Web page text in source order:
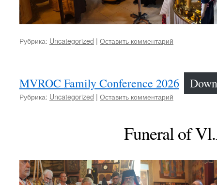
Рубрика: Uncategorized | Оставить комментарий
MVROC Family Conference 2026
Рубрика: Uncategorized | Оставить комментарий
Funeral of